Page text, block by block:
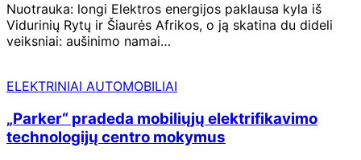
Nuotrauka: longi Elektros energijos paklausa kyla iš
Vidurinių Rytų ir Šiaurės Afrikos, o ją skatina du dideli
veiksniai: aušinimo namai…
ELEKTRINIAI AUTOMOBILIAI
„Parker“ pradeda mobiliųjų elektrifikavimo
technologijų centro mokymus